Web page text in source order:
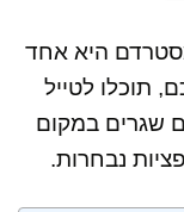
היא אחד
תוכלו לטייל
שגרים במקום
נבחרות.